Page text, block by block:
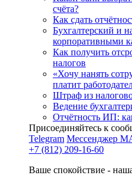
счёта?
Как сдать
Бухгалтерский и
корпоративными
Как получить
налогов
«Хочу нанять
платит
Штраф из
Ведение
Отчётность ИП:
Присоединяйтесь к
Telegram Мессенджер
+7 (812) 209-16-60
Ваше спокойствие -